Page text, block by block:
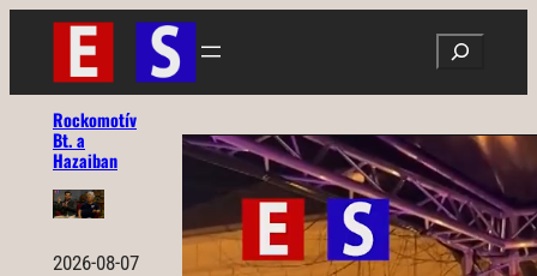
Ugrás
tartalomhoz
Search
Rockomotív
Bt. a
Hazaiban
2026-08-07